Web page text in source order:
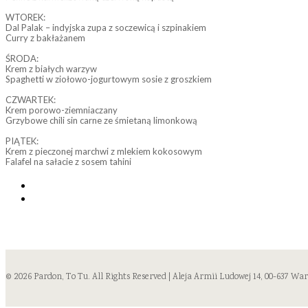
WTOREK:
Dal Palak – indyjska zupa z soczewicą i szpinakiem
Curry z bakłażanem
ŚRODA:
Krem z białych warzyw
Spaghetti w ziołowo-jogurtowym sosie z groszkiem
CZWARTEK:
Krem porowo-ziemniaczany
Grzybowe chili sin carne ze śmietaną limonkową
PIĄTEK:
Krem z pieczonej marchwi z mlekiem kokosowym
Falafel na sałacie z sosem tahini
© 2026 Pardon, To Tu. All Rights Reserved | Aleja Armii Ludowej 14, 00-637